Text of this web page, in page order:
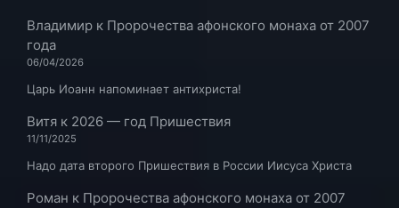
Владимир к Пророчества афонского монаха от 2007
года
06/04/2026
Царь Иоанн напоминает антихриста!
Витя к 2026 — год Пришествия
11/11/2025
Надо дата второго Пришествия в России Иисуса Христа
Роман к Пророчества афонского монаха от 2007